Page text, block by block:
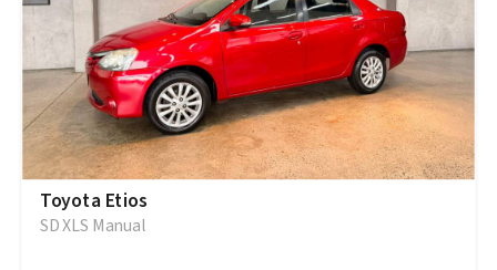
Toyota Etios
SD XLS Manual